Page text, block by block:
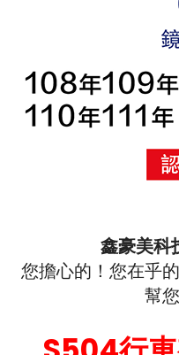
鑫豪美科
您擔心的！您在乎
幫